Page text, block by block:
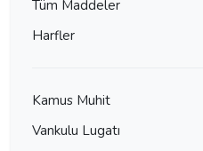
Tüm Maddeler
Harfler
Kamus Muhit
Vankulu Lugatı